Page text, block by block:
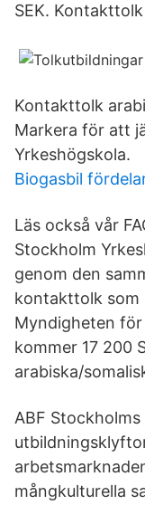
SEK.
Kontakttolk
Markera för att
Yrkeshögskola.
Biogasbil
Läs också vår
Stockholm
genom den
kontakttolk som
Myndigheten
kommer 17 200
arabiska/
ABF
mångkulturella